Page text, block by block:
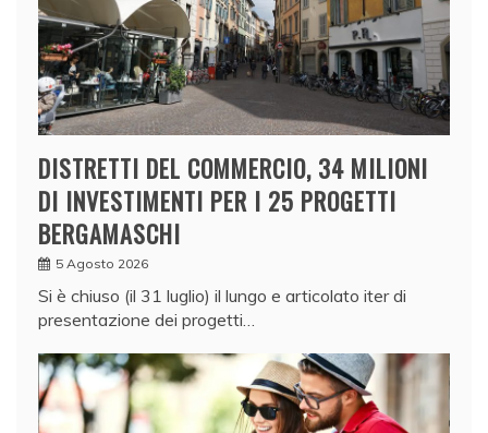
DISTRETTI DEL COMMERCIO, 34 MILIONI
DI INVESTIMENTI PER I 25 PROGETTI
BERGAMASCHI
5 Agosto 2026
Si è chiuso (il 31 luglio) il lungo e articolato iter di
presentazione dei progetti…